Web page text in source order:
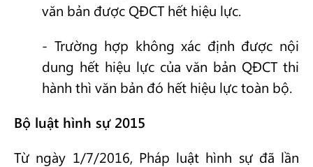
văn bản được QĐCT hết hiệu lực.
- Trường hợp không xác định được nội
dung hết hiệu lực của văn bản QĐCT thi
hành thì văn bản đó hết hiệu lực toàn bộ.
Bộ luật hình sự 2015
Từ ngày 1/7/2016, Pháp luật hình sự đã lần